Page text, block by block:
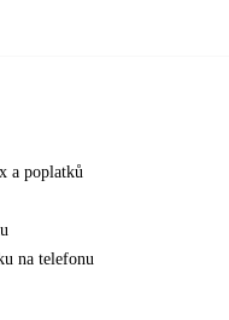
a poplatků
na telefonu